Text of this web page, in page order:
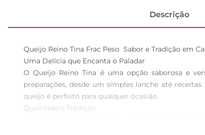
Descrição
Queijo Reino Tina Frac Peso  Sabor e Tradição em
Uma Delícia que Encanta o Paladar
O Queijo Reino Tina é uma opção saborosa e
preparações, desde um simples lanche até
queijo é perfeito para qualquer ocasião.
Qualidade e Tradição
consigo a autenticidade e o sabor característico